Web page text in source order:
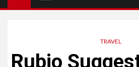
TRAVEL
Rubio